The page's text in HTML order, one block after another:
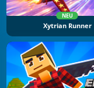
NEU
Xytrian Runner